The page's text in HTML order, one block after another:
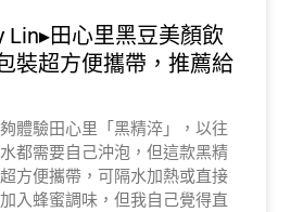
Lin▸田心里黑豆美顏飲
裝超方便攜帶，推薦給
體驗田心里「黑精淬」，以往
都需要自己沖泡，但這款黑精
方便攜帶，可隔水加熱或直接
入蜂蜜調味，但我自己覺得直